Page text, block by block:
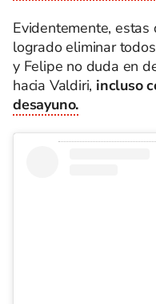
Evidentemente,
logrado eliminar
y Felipe no duda en
hacia Valdiri, incluso
desayuno.